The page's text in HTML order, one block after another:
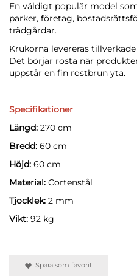
En väldigt populär model
parker, företag,
trädgårdar.
Krukorna levereras
Det börjar rosta när
uppstår en fin rostbrun yta.
Specifikationer
Längd: 270 cm
Bredd: 60 cm
Höjd: 60 cm
Material: Cortenstål
Tjocklek: 2 mm
Vikt: 92 kg
Spara som favorit